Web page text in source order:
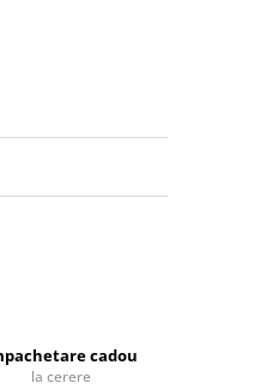
cadou
la cerere